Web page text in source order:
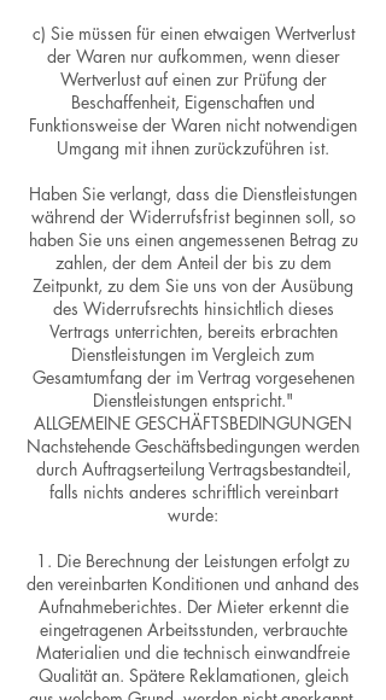
c) Sie müssen für einen etwaigen Wertverlust
der Waren nur aufkommen, wenn dieser
Wertverlust auf einen zur Prüfung der
Beschaffenheit, Eigenschaften und
Funktionsweise der Waren nicht notwendigen
Umgang mit ihnen zurückzuführen ist.
Haben Sie verlangt, dass die Dienstleistungen
während der Widerrufsfrist beginnen soll, so
haben Sie uns einen angemessenen Betrag zu
zahlen, der dem Anteil der bis zu dem
Zeitpunkt, zu dem Sie uns von der Ausübung
des Widerrufsrechts hinsichtlich dieses
Vertrags unterrichten, bereits erbrachten
Dienstleistungen im Vergleich zum
Gesamtumfang der im Vertrag vorgesehenen
Dienstleistungen entspricht."
ALLGEMEINE GESCHÄFTSBEDINGUNGEN
Nachstehende Geschäftsbedingungen werden
durch Auftragserteilung Vertragsbestandteil,
falls nichts anderes schriftlich vereinbart
wurde:
1. Die Berechnung der Leistungen erfolgt zu
den vereinbarten Konditionen und anhand des
Aufnahmeberichtes. Der Mieter erkennt die
eingetragenen Arbeitsstunden, verbrauchte
Materialien und die technisch einwandfreie
Qualität an. Spätere Reklamationen, gleich